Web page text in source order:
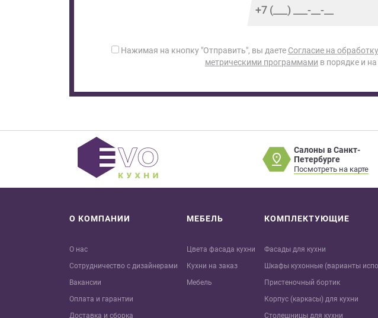
Нажимая на кнопку "Отправить", вы даете Согласие на
метрическими программами в порядке и
Салоны в Санкт-
Петербурге
Посмотреть на карте
О КОМПАНИИ
О нас
Сотрудничество с дизайнерами
Вакансии
Оплата и гарантии
Доставка и сборка
МЕБЕЛЬ
Цвета фасада кухни
Кухни на заказ
Мебель
КОМПЛЕКТУЮЩИЕ
Фасады для кухни
Шкафы кухонные (варианты
Пристеночный бортик
Корпус (каркасы) для кухни
Столешницы для кухни